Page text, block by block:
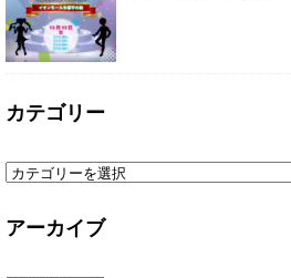
カテゴリー
アーカイブ